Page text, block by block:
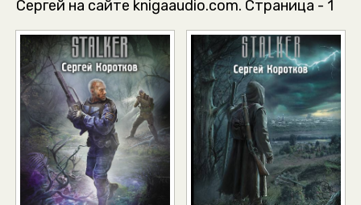
Сергей на сайте knigaaudio.com. Страница - 1